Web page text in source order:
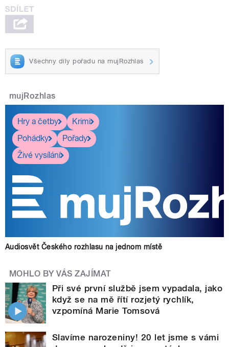
Všechny díly pořadu na mujRozhlas
mujRozhlas
Hry a četby
Krimi
Pohádky
Pořady
Živé vysílání
Audiosvět Českého rozhlasu na jednom místě
MOHLO BY VÁS ZAJÍMAT
Při své první službě jsem vypadala, jako
když se na mě řítí rozjetý rychlík,
vzpomíná Marie Tomsová
Slavíme narozeniny! 20 let jsme s vámi